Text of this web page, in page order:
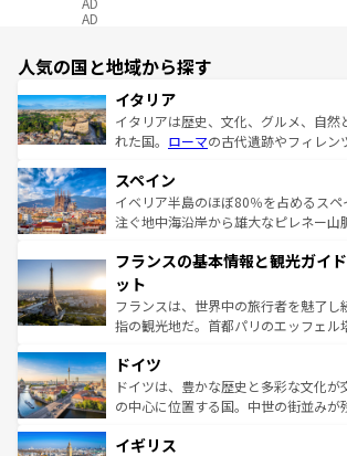
AD
人気の国と地域から探す
イタリア
イタリアは歴史、文化、グルメ、自然
れた国。 ローマの古代遺跡やフィレン
ろん、トスカーナの美しい田園風景や
景など、自然景観も見逃せない。観光
ピザやパスタなど、絶品のイタリア料
ませてくれるイタリアで、忘れられな
なお、新着のイタリア情報は
しい。
スペイン
イベリア半島のほぼ80％を占めるスペ
注ぐ地中海沿岸から雄大なピレネー山
文化が根付くこの国では、情熱的なフ
れる闘牛、そして美味しいタパスが生
る。首都マドリードの洗練された雰囲
アートに溢れた街角から、地方では古
せる。地方によって風土や気候が異な
性で訪れる人を魅了
ンテンツ一覧を参照してほしい。
フランスの基本情報と観光ガイ
ット
フランスは、世界中の旅行者を魅了し
指の観光地だ。首都パリのエッフェル
で、幅広い魅力が詰まっている。華麗
聖堂、美しいビーチ、そして豊かな自
から魅了する。また、フランスは美食
いる。シャンパンの発祥地であるラン
ドイツ
ドイツは、豊かな歴史と多彩な文化
の中心に位置する国。中世の街並みが
顔を持つこの国は、どこを歩いても飽
イギリス